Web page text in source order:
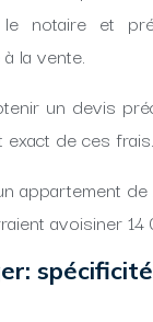
notaire et
la vente.
un devis
exact de ces frais.
appartement
avoisiner